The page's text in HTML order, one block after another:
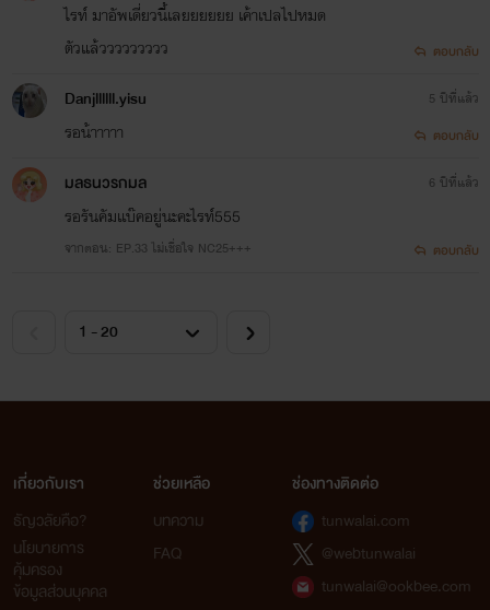
ไรท์ มาอัพเดี่ยวนี้เลยยยยยย เค้าเปลไปหมด
ตัวแล้ววววววววว
ตอบกลับ
Danjllllll.yisu
รอน้าาาาา
5 ปีที่แล้ว
ตอบกลับ
มลธนวรกมล
รอรันคัมเเบ๊คอยู่นะคะไรท์555
จากตอน: EP.33 ไม่เชื่อใจ NC25+++
6 ปีที่แล้ว
ตอบกลับ
เกี่ยวกับเรา
ธัญวลัยคือ?
นโยบายการ
คุ้มครอง
ข้อมูลส่วนบุคคล
ช่วยเหลือ
บทความ
FAQ
ช่องทางติดต่อ
tunwalai.com
@webtunwalai
tunwalai@ookbee.com